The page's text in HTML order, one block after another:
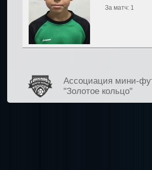
За матч: 1
Ассоциация мини-
"Золотое кольцо"